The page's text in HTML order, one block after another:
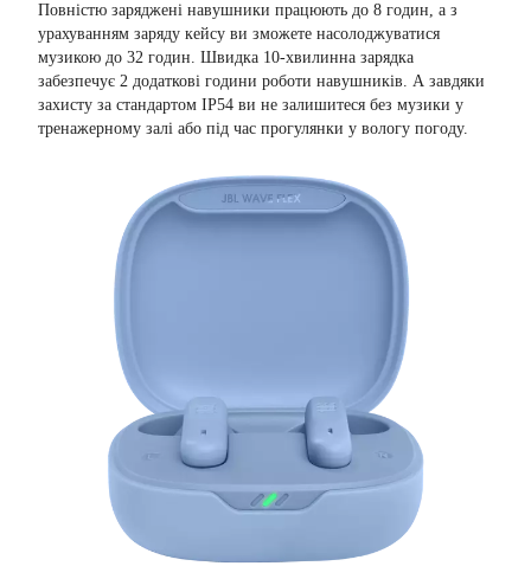
Повністю заряджені навушники працюють до 8 годин, а з
урахуванням заряду кейсу ви зможете насолоджуватися
музикою до 32 годин. Швидка 10-хвилинна зарядка
забезпечує 2 додаткові години роботи навушників. А завдяки
захисту за стандартом IP54 ви не залишитеся без музики у
тренажерному залі або під час прогулянки у вологу погоду.